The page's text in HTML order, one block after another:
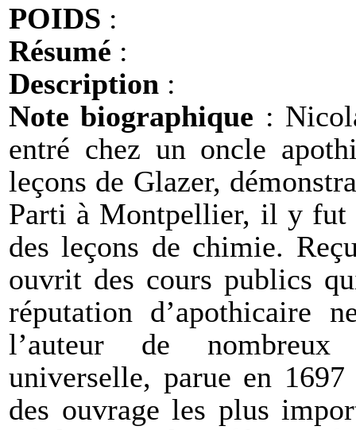
POIDS :
Résumé :
Description :
Note biographique :
entré chez un oncle
leçons de Glazer,
Parti à Montpellier, il y fut
des leçons de chimie.
ouvrit des cours publics
réputation d’apothicaire
l’auteur de nombreux
universelle, parue en
des ouvrage les plus